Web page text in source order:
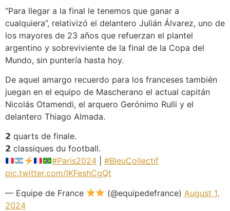
“Para llegar a la final le tenemos que ganar a
cualquiera”, relativizó el delantero Julián Álvarez, uno de
los mayores de 23 años que refuerzan el plantel
argentino y sobreviviente de la final de la Copa del
Mundo, sin puntería hasta hoy.
De aquel amargo recuerdo para los franceses también
juegan en el equipo de Mascherano el actual capitán
Nicolás Otamendi, el arquero Gerónimo Rulli y el
delantero Thiago Almada.
𝟮 quarts de finale.
𝟮 classiques du football.
#Paris2024 |#BleuCollectif
pic.twitter.com/IKFeshCgQt
— Equipe de France
(@equipedefrance) August 1,
2024